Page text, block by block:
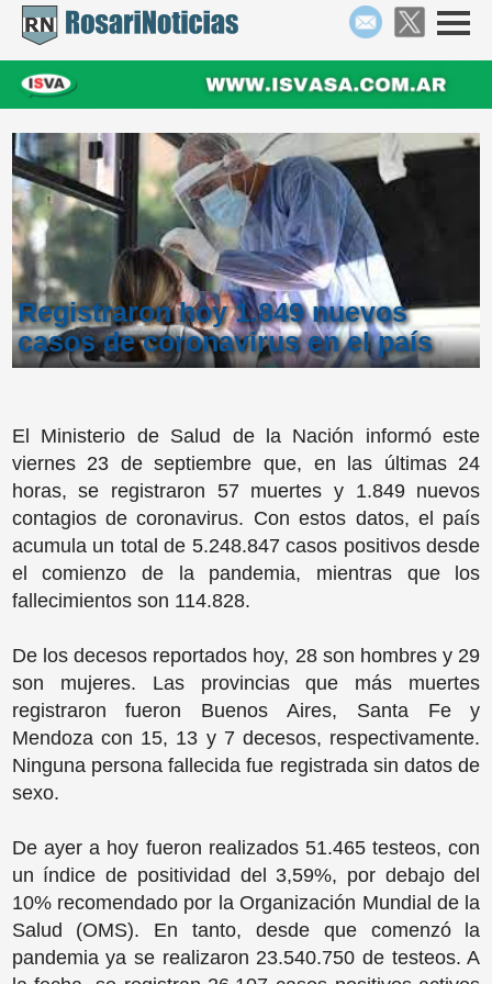
Registraron hoy 1.849 nuevos
casos de coronavirus en el país
El Ministerio de Salud de la Nación informó este
viernes 23 de septiembre que, en las últimas 24
horas, se registraron 57 muertes y 1.849 nuevos
contagios de coronavirus. Con estos datos, el país
acumula un total de 5.248.847 casos positivos desde
el comienzo de la pandemia, mientras que los
fallecimientos son 114.828.
De los decesos reportados hoy, 28 son hombres y 29
son mujeres. Las provincias que más muertes
registraron fueron Buenos Aires, Santa Fe y
Mendoza con 15, 13 y 7 decesos, respectivamente.
Ninguna persona fallecida fue registrada sin datos de
sexo.
De ayer a hoy fueron realizados 51.465 testeos, con
un índice de positividad del 3,59%, por debajo del
10% recomendado por la Organización Mundial de la
Salud (OMS). En tanto, desde que comenzó la
pandemia ya se realizaron 23.540.750 de testeos. A